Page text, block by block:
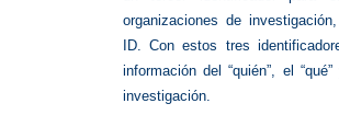
organizaciones de
ID. Con estos tres
información del “quién”, el
investigación.